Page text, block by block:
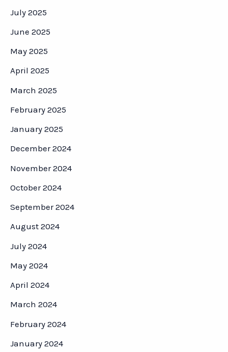
July 2025
June 2025
May 2025
April 2025
March 2025
February 2025
January 2025
December 2024
November 2024
October 2024
September 2024
August 2024
July 2024
May 2024
April 2024
March 2024
February 2024
January 2024